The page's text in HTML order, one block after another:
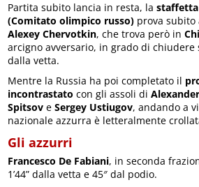
Partita subito lancia in resta, lastaffetta
(Comitato olimpico russo) prova subito
Alexey Chervotkin, che trova però in
arcigno avversario, in grado di chiudere
dalla vetta.
Mentre la Russia ha poi completato il
incontrastato con gli assoli di
Spitsov eSergey Ustiugov, andando a
nazionale azzurra è letteralmente
Gli azzurri
Francesco De Fabiani, in seconda
1’44” dalla vetta e 45″ dal podio.